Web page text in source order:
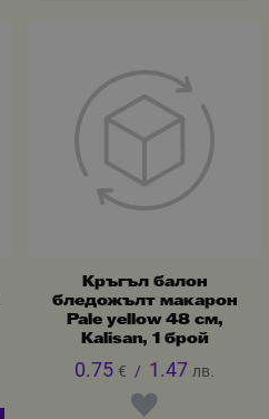
Кръгъл балон
бледожълт макарон
Pale yellow 48 см,
Kalisan, 1 брой
0.75 € / 1.47 лв.